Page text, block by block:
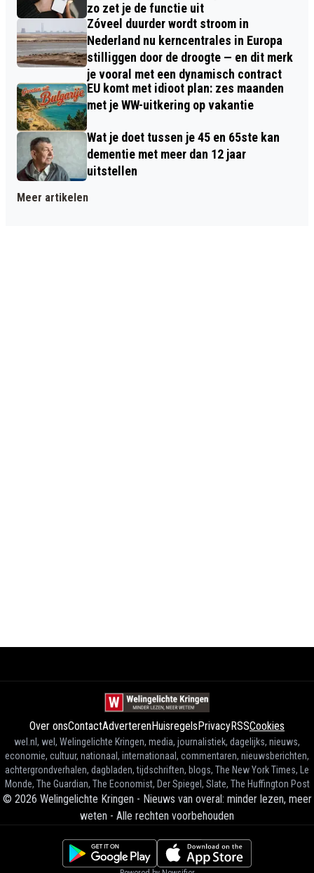
zo zet je de functie uit
Zóveel duurder wordt stroom in
Nederland nu kerncentrales in Europa
stilliggen door de droogte — en dit merk
je vooral met een dynamisch contract
EU komt met idioot plan: zes maanden
met je WW-uitkering op vakantie
Wat je doet tussen je 45 en 65ste kan
dementie met meer dan 12 jaar
uitstellen
Meer artikelen
Over onsContactAdverterenHuisregels PrivacyRSSCookies
wel.nl, wel, Welingelichte Kringen, media, journalistiek, dagelijks, nieuws,
economie, cultuur, nationaal, internationaal, commentaren, nieuwsberichten,
achtergrondverhalen, dagbladen, tijdschriften, blogs, The New York Times, Le
Monde, The Guardian, The Economist, Der Spiegel, Slate, The Huffington Post
© 2026 Welingelichte Kringen - Nieuws van overal: minder lezen, meer
weten - Alle rechten voorbehouden